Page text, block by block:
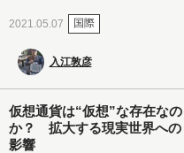
2021.05.07 国際
入江敦彦
仮想通貨は“仮想”な存在なの
か？ 拡大する現実世界への
影響